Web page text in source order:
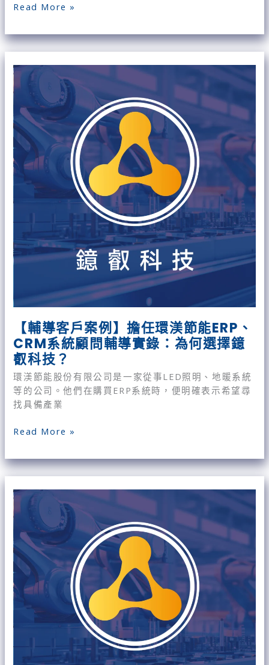
Read More »
【輔導客戶案例】擔任環渼節能ERP、
CRM系統顧問輔導實錄：為何選擇鐿
叡科技？
環渼節能股份有限公司是一家從事LED照明、地暖系統
等的公司。他們在購買ERP系統時，便明確表示希望尋
找具備產業
導
客
戶
案
例】
擔
環
節
ERP、
CRM
系
統
輔
導
實
錄：
為
何
選
擇
叡
技？
Read More »
戶
升
級
智
慧
製
案
例】
鐿
科
技